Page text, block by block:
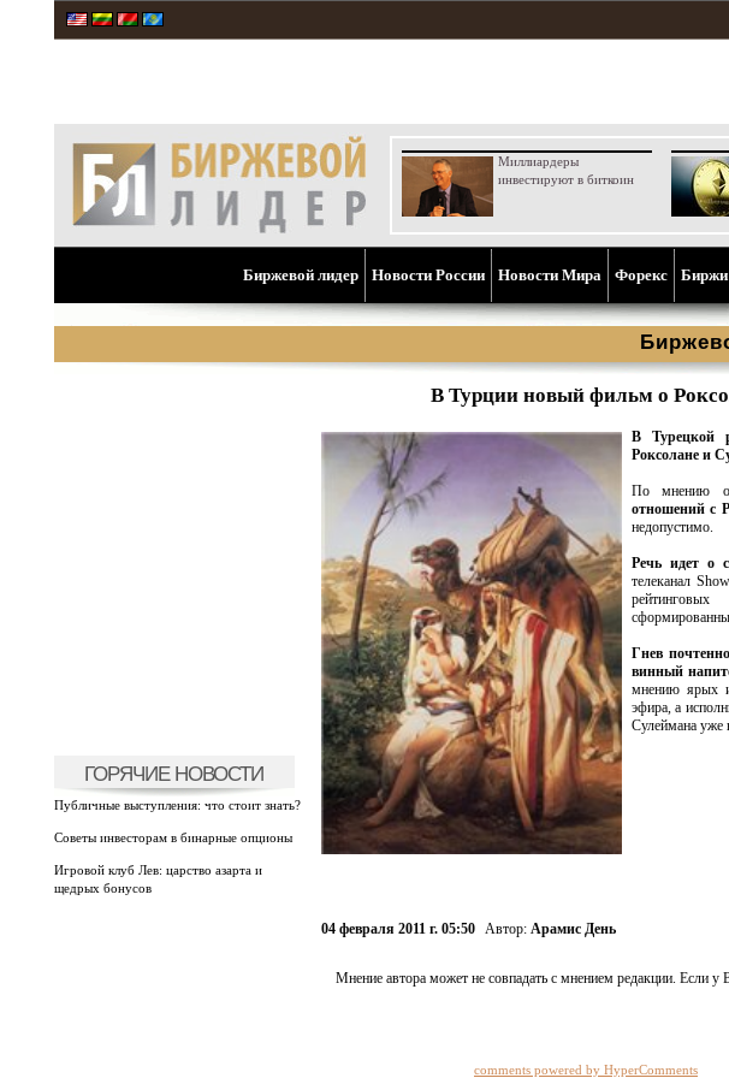
Миллиардеры
инвестируют в биткоин
Биржевой лидер Новости России Новости Мира Форекс Биржи
ГОРЯЧИЕ НОВОСТИ
Публичные выступления: что стоит знать?
Советы инвесторам в бинарные опционы
Игровой клуб Лев: царство азарта и
щедрых бонусов
В Турции новый фильм о
В Турецкой
Роксолане и
По мнению
отношений с
недопустимо.
Речь идет о
телеканал
Гнев
винный
мнению ярых
эфира, а
Сулеймана уже
04 февраля 2011 г. 05:50 Автор: Арамис День
Мнение автора может не совпадать с мнением редакции. Если у
comments powered by HyperComments